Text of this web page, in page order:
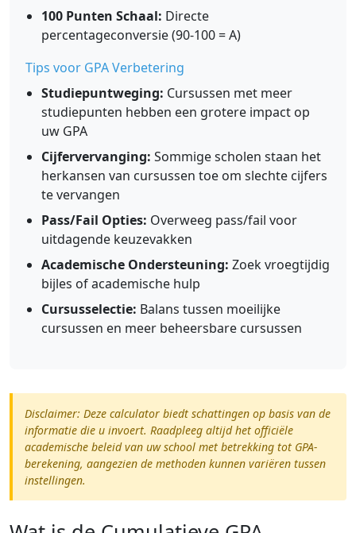
100 Punten Schaal: Directe
percentageconversie (90-100 = A)
Tips voor GPA Verbetering
Studiepuntweging: Cursussen met meer
studiepunten hebben een grotere impact op
uw GPA
Cijfervervanging: Sommige scholen staan het
herkansen van cursussen toe om slechte cijfers
te vervangen
Pass/Fail Opties: Overweeg pass/fail voor
uitdagende keuzevakken
Academische Ondersteuning: Zoek vroegtijdig
bijles of academische hulp
Cursusselectie: Balans tussen moeilijke
cursussen en meer beheersbare cursussen
Disclaimer: Deze calculator biedt schattingen op basis van de
informatie die u invoert. Raadpleeg altijd het officiële
academische beleid van uw school met betrekking tot GPA-
berekening, aangezien de methoden kunnen variëren tussen
instellingen.